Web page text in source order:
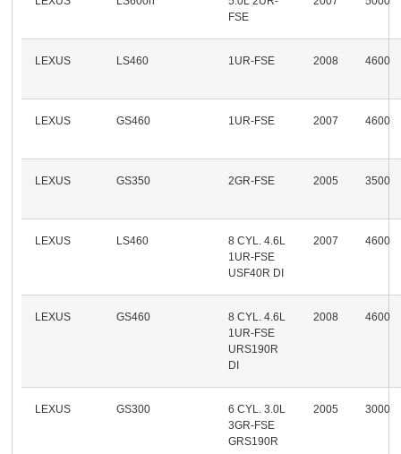
FSE
LEXUS LS460 1UR-FSE 2008 4600
LEXUS GS460 1UR-FSE 2007 4600
LEXUS GS350 2GR-FSE 2005 3500
LEXUS LS460
8 CYL. 4.6L
1UR-FSE
USF40R DI
2007 4600
LEXUS GS460
8 CYL. 4.6L
1UR-FSE
URS190R
DI
2008 4600
LEXUS GS300
6 CYL. 3.0L
3GR-FSE
GRS190R
2005 3000